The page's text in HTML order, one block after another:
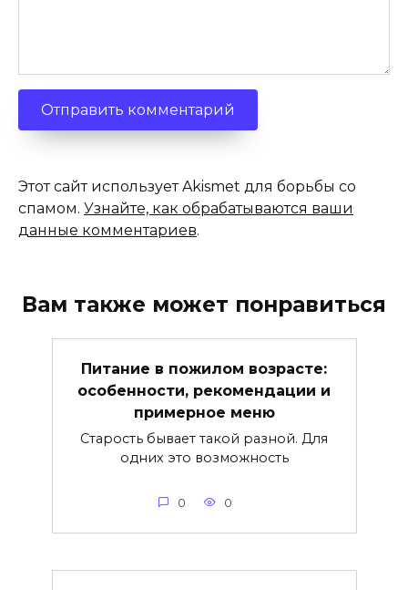
Этот сайт использует Akismet для борьбы со
спамом. Узнайте, как обрабатываются ваши
данные комментариев.
Вам также может понравиться
Питание в пожилом возрасте:
особенности, рекомендации и
примерное меню
Старость бывает такой разной. Для
одних это возможность
0 0